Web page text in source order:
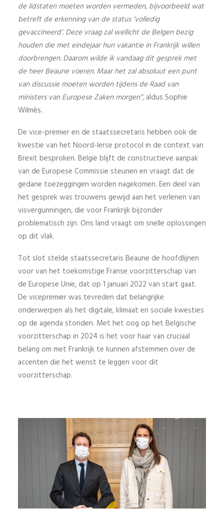
de lidstaten moeten worden vermeden, bijvoorbeeld wat
betreft de erkenning van de status ‘volledig
gevaccineerd’. Deze vraag zal wellicht de Belgen bezig
houden die met eindejaar hun vakantie in Frankrijk willen
doorbrengen. Daarom wilde ik vandaag dit gesprek met
de heer Beaune voeren. Maar het zal absoluut een punt
van discussie moeten worden tijdens de Raad van
ministers van Europese Zaken morgen”, aldus Sophie
Wilmès.
De vice-premier en de staatssecretaris hebben ook de
kwestie van het Noord-Ierse protocol in de context van
Brexit besproken. België blijft de constructieve aanpak
van de Europese Commissie steunen en vraagt dat de
gedane toezeggingen worden nagekomen. Een deel van
het gesprek was trouwens gewijd aan het verlenen van
visvergunningen, die voor Frankrijk bijzonder
problematisch zijn. Ons land vraagt om snelle oplossingen
op dit vlak.
Tot slot stelde staatssecretaris Beaune de hoofdlijnen
voor van het toekomstige Franse voorzitterschap van
de Europese Unie, dat op 1 januari 2022 van start gaat.
De vicepremier was tevreden dat belangrijke
onderwerpen als het digitale, klimaat en sociale kwesties
op de agenda stonden. Met het oog op het Belgische
voorzitterschap in 2024 is het voor haar van cruciaal
belang om met Frankrijk te kunnen afstemmen over de
accenten die het wenst te leggen voor dit
voorzitterschap.